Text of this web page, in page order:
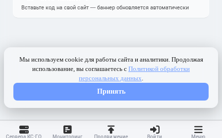
Вставьте код на свой сайт — баннер обновляется автоматически
Сервера КС:ГО Мониторинг Продвижение Войти Меню